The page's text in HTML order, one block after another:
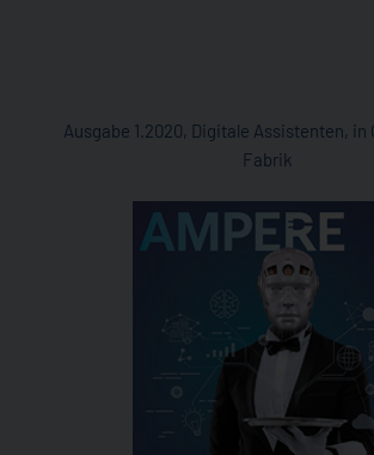
Ausgabe 1.2020, Digitale Assistenten, in
Fabrik